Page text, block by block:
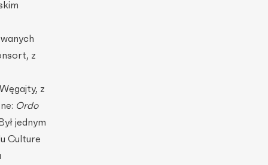
z
z
Ordo
jednym
Culture